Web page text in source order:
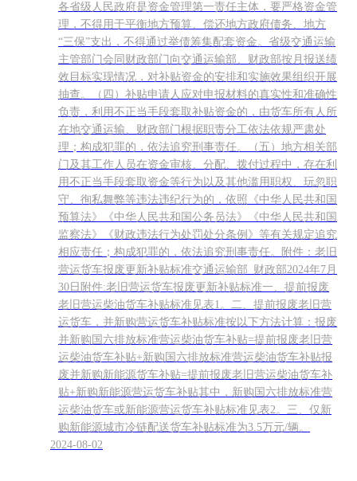
各省级人民政府是资金管理第一责任主体，要严格资金管
理，不得用于平衡地方预算、偿还地方政府债务、地方
“三保”支出，不得通过举债筹集配套资金。省级交通运输
主管部门会同财政部门向交通运输部、财政部按月报送绩
效目标实现情况，对补贴资金的安排和实施效果组织开展
抽查。（四）补贴申请人应对申报材料的真实性和准确性
负责，利用不正当手段套取补贴资金的，由货车所有人所
在地交通运输、财政部门根据职责分工依法依规严肃处
理；构成犯罪的，依法追究刑事责任。（五）地方相关部
门及其工作人员在资金审核、分配、拨付过程中，存在利
用不正当手段套取资金等行为以及其他滥用职权、玩忽职
守、徇私舞弊等违法违纪行为的，依照《中华人民共和国
预算法》《中华人民共和国公务员法》《中华人民共和国
监察法》《财政违法行为处罚处分条例》等有关规定追究
相应责任；构成犯罪的，依法追究刑事责任。附件：老旧
营运货车报废更新补贴标准交通运输部 财政部2024年7月
30日附件:老旧营运货车报废更新补贴标准一、提前报废
老旧营运柴油货车补贴标准见表1。二、提前报废老旧营
运货车，并新购营运货车补贴标准按以下方法计算：报废
并新购国六排放标准营运柴油货车补贴=提前报废老旧营
运柴油货车补贴+新购国六排放标准营运柴油货车补贴报
废并新购新能源货车补贴=提前报废老旧营运柴油货车补
贴+新购新能源营运货车补贴其中，新购国六排放标准营
运柴油货车或新能源营运货车补贴标准见表2。三、仅新
购新能源城市冷链配送货车补贴标准为3.5万元/辆。
2024-08-02